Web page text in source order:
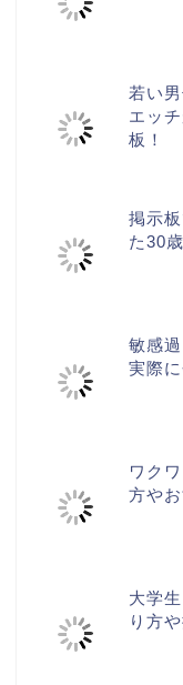
若い
エッ
板！
掲示
た30
敏感
実際
ワク
方や
大学
り方